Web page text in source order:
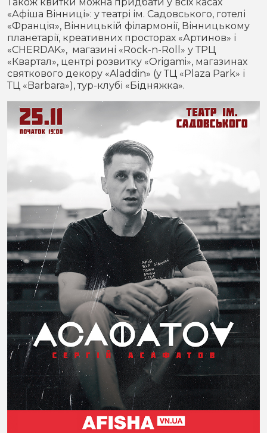
Також квитки можна придбати у всіх касах
«Афіша Вінниці»: у театрі ім. Садовського, готелі
«Франція», Вінницькій філармонії, Вінницькому
планетарії, креативних просторах «Артинов» і
«CHERDAK», магазині «Rock-n-Roll» у ТРЦ
«Квартал», центрі розвитку «Origami», магазинах
святкового декору «Aladdin» (у ТЦ «Plaza Park» і
ТЦ «Barbara»), тур-клубі «Бідняжка».